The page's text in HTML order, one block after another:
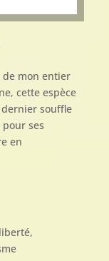
de mon entier
cette espèce
souffle
ses
en
liberté,